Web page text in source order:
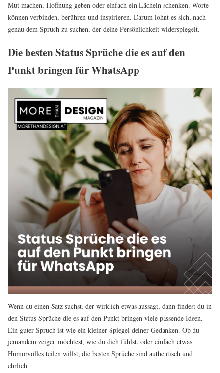
Mut machen, Hoffnung geben oder einfach ein Lächeln schenken. Worte
können verbinden, berühren und inspirieren. Darum lohnt es sich, nach
genau dem Spruch zu suchen, der deine Persönlichkeit widerspiegelt.
Die besten Status Sprüche die es auf den
Punkt bringen für WhatsApp
Wenn du einen Satz suchst, der wirklich etwas aussagt, dann findest du in
den Status Sprüche die es auf den Punkt bringen viele passende Ideen.
Ein guter Spruch ist wie ein kleiner Spiegel deiner Gedanken. Ob du
jemandem zeigen möchtest, wie du dich fühlst, oder einfach etwas
Humorvolles teilen willst, die besten Sprüche sind authentisch und
ehrlich.